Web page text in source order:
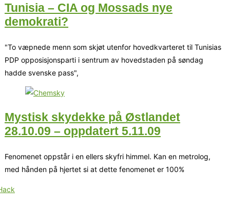
Tunisia – CIA og Mossads nye
demokrati?
"To væpnede menn som skjøt utenfor hovedkvarteret til Tunisias
PDP opposisjonsparti i sentrum av hovedstaden på søndag
hadde svenske pass",
Mystisk skydekke på Østlandet
28.10.09 – oppdatert 5.11.09
Fenomenet oppstår i en ellers skyfri himmel. Kan en metrolog,
med hånden på hjertet si at dette fenomenet er 100%